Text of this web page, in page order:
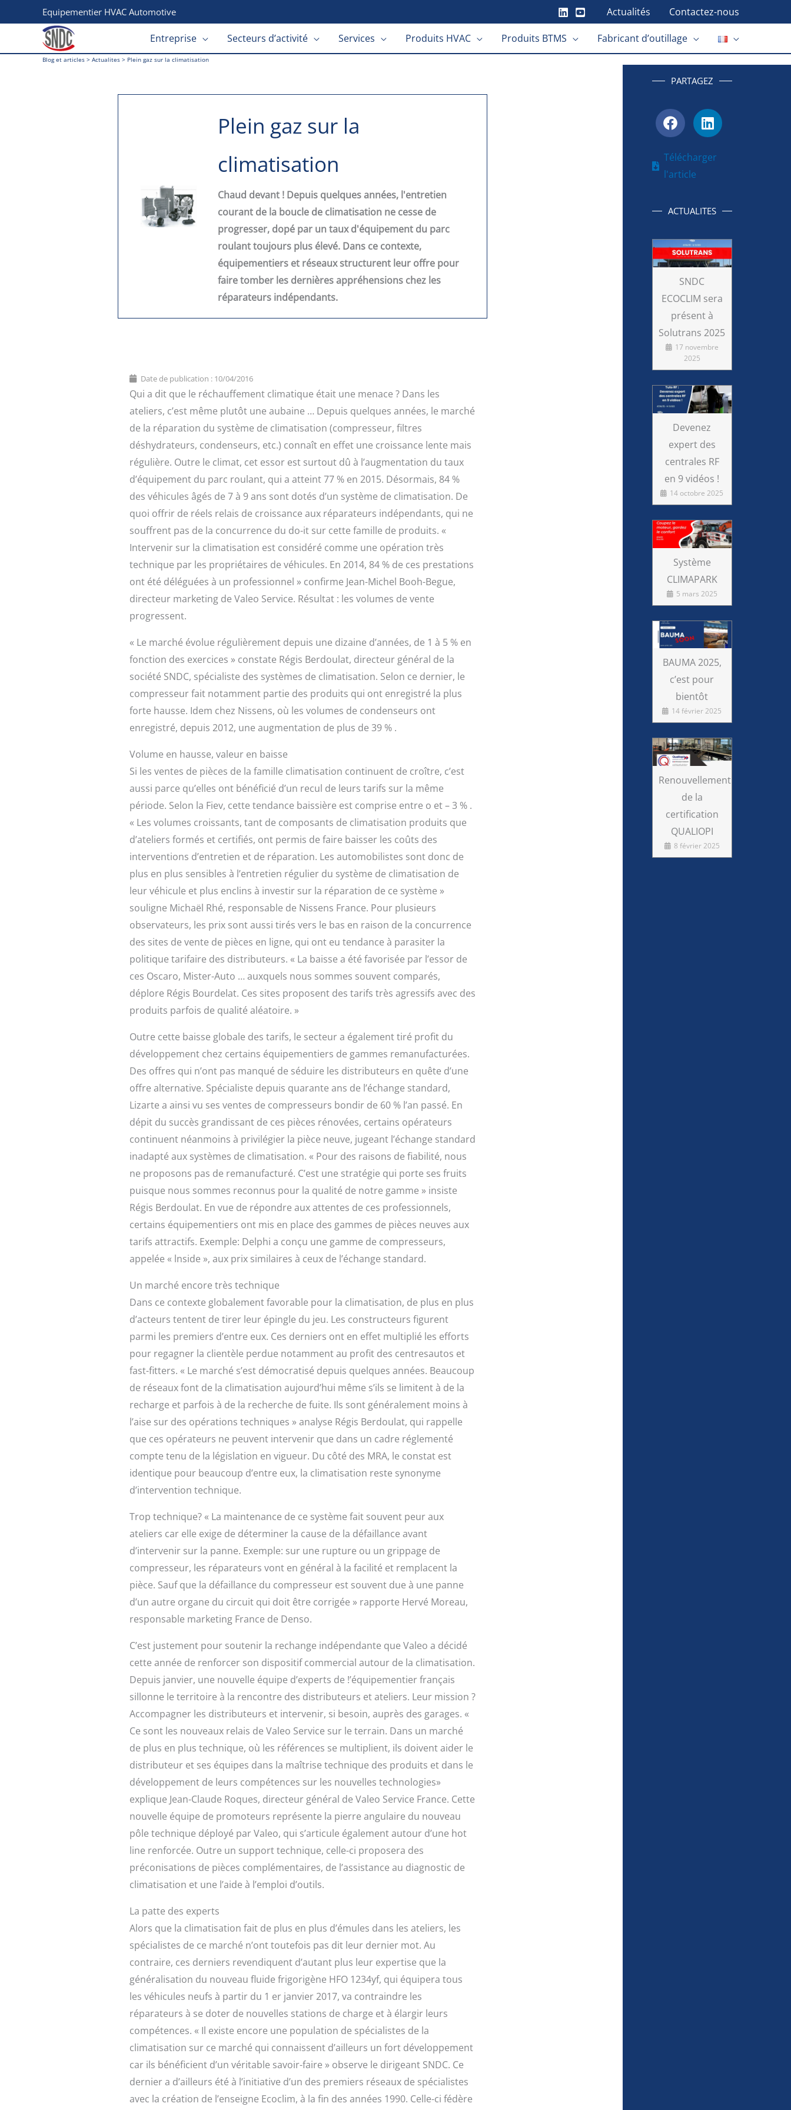
au
Equipementier HVAC Automotive Actualités Contactez-nous
Entreprise Secteurs d’activité Services Produits HVAC Produits BTMS Fabricant d’outillage
Blog et articles > Actualites > Plein gaz sur la climatisation
Plein gaz sur la
climatisation
Chaud devant ! Depuis quelques années, l'entretien
courant de la boucle de climatisation ne cesse de
progresser, dopé par un taux d'équipement du parc
roulant toujours plus élevé. Dans ce contexte,
équipementiers et réseaux structurent leur offre pour
faire tomber les dernières appréhensions chez les
réparateurs indépendants.
Date de publication : 10/04/2016
Qui a dit que le réchauffement climatique était une menace ? Dans les
ateliers, c’est même plutôt une aubaine … Depuis quelques années, le marché
de la réparation du système de climatisation (compresseur, filtres
déshydrateurs, condenseurs, etc.) connaît en effet une croissance lente mais
régulière. Outre le climat, cet essor est surtout dû à l’augmentation du taux
d’équipement du parc roulant, qui a atteint 77 % en 2015. Désormais, 84 %
des véhicules âgés de 7 à 9 ans sont dotés d’un système de climatisation. De
quoi offrir de réels relais de croissance aux réparateurs indépendants, qui ne
souffrent pas de la concurrence du do-it sur cette famille de produits. «
Intervenir sur la climatisation est considéré comme une opération très
technique par les propriétaires de véhicules. En 2014, 84 % de ces prestations
ont été déléguées à un professionnel » confirme Jean-Michel Booh-Begue,
directeur marketing de Valeo Service. Résultat : les volumes de vente
progressent.
« Le marché évolue régulièrement depuis une dizaine d’années, de 1 à 5 % en
fonction des exercices » constate Régis Berdoulat, directeur général de la
société SNDC, spécialiste des systèmes de climatisation. Selon ce dernier, le
compresseur fait notamment partie des produits qui ont enregistré la plus
forte hausse. Idem chez Nissens, où les volumes de condenseurs ont
enregistré, depuis 2012, une augmentation de plus de 39 % .
Volume en hausse, valeur en baisse
Si les ventes de pièces de la famille climatisation continuent de croître, c’est
aussi parce qu’elles ont bénéficié d’un recul de leurs tarifs sur la même
période. Selon la Fiev, cette tendance baissière est comprise entre o et – 3 % .
« Les volumes croissants, tant de composants de climatisation produits que
d’ateliers formés et certifiés, ont permis de faire baisser les coûts des
interventions d’entretien et de réparation. Les automobilistes sont donc de
plus en plus sensibles à l’entretien régulier du système de climatisation de
leur véhicule et plus enclins à investir sur la réparation de ce système »
souligne Michaël Rhé, responsable de Nissens France. Pour plusieurs
observateurs, les prix sont aussi tirés vers le bas en raison de la concurrence
des sites de vente de pièces en ligne, qui ont eu tendance à parasiter la
politique tarifaire des distributeurs. « La baisse a été favorisée par l’essor de
ces Oscaro, Mister-Auto … auxquels nous sommes souvent comparés,
déplore Régis Bourdelat. Ces sites proposent des tarifs très agressifs avec des
produits parfois de qualité aléatoire. »
Outre cette baisse globale des tarifs, le secteur a également tiré profit du
développement chez certains équipementiers de gammes remanufacturées.
Des offres qui n’ont pas manqué de séduire les distributeurs en quête d’une
offre alternative. Spécialiste depuis quarante ans de l’échange standard,
Lizarte a ainsi vu ses ventes de compresseurs bondir de 60 % l’an passé. En
dépit du succès grandissant de ces pièces rénovées, certains opérateurs
continuent néanmoins à privilégier la pièce neuve, jugeant l’échange standard
inadapté aux systèmes de climatisation. « Pour des raisons de fiabilité, nous
ne proposons pas de remanufacturé. C’est une stratégie qui porte ses fruits
puisque nous sommes reconnus pour la qualité de notre gamme » insiste
Régis Berdoulat. En vue de répondre aux attentes de ces professionnels,
certains équipementiers ont mis en place des gammes de pièces neuves aux
tarifs attractifs. Exemple: Delphi a conçu une gamme de compresseurs,
appelée « lnside », aux prix similaires à ceux de l’échange standard.
Un marché encore très technique
Dans ce contexte globalement favorable pour la climatisation, de plus en plus
d’acteurs tentent de tirer leur épingle du jeu. Les constructeurs figurent
parmi les premiers d’entre eux. Ces derniers ont en effet multiplié les efforts
pour regagner la clientèle perdue notamment au profit des centresautos et
fast-fitters. « Le marché s’est démocratisé depuis quelques années. Beaucoup
de réseaux font de la climatisation aujourd’hui même s’ils se limitent à de la
recharge et parfois à de la recherche de fuite. Ils sont généralement moins à
l’aise sur des opérations techniques » analyse Régis Berdoulat, qui rappelle
que ces opérateurs ne peuvent intervenir que dans un cadre réglementé
compte tenu de la législation en vigueur. Du côté des MRA, le constat est
identique pour beaucoup d’entre eux, la climatisation reste synonyme
d’intervention technique.
Trop technique? « La maintenance de ce système fait souvent peur aux
ateliers car elle exige de déterminer la cause de la défaillance avant
d’intervenir sur la panne. Exemple: sur une rupture ou un grippage de
compresseur, les réparateurs vont en général à la facilité et remplacent la
pièce. Sauf que la défaillance du compresseur est souvent due à une panne
d’un autre organe du circuit qui doit être corrigée » rapporte Hervé Moreau,
responsable marketing France de Denso.
C’est justement pour soutenir la rechange indépendante que Valeo a décidé
cette année de renforcer son dispositif commercial autour de la climatisation.
Depuis janvier, une nouvelle équipe d’experts de !’équipementier français
sillonne le territoire à la rencontre des distributeurs et ateliers. Leur mission ?
Accompagner les distributeurs et intervenir, si besoin, auprès des garages. «
Ce sont les nouveaux relais de Valeo Service sur le terrain. Dans un marché
de plus en plus technique, où les références se multiplient, ils doivent aider le
distributeur et ses équipes dans la maîtrise technique des produits et dans le
développement de leurs compétences sur les nouvelles technologies»
explique Jean-Claude Roques, directeur général de Valeo Service France. Cette
nouvelle équipe de promoteurs représente la pierre angulaire du nouveau
pôle technique déployé par Valeo, qui s’articule également autour d’une hot
line renforcée. Outre un support technique, celle-ci proposera des
préconisations de pièces complémentaires, de l’assistance au diagnostic de
climatisation et une l’aide à l’emploi d’outils.
La patte des experts
Alors que la climatisation fait de plus en plus d’émules dans les ateliers, les
spécialistes de ce marché n’ont toutefois pas dit leur dernier mot. Au
contraire, ces derniers revendiquent d’autant plus leur expertise que la
généralisation du nouveau fluide frigorigène HFO 1234yf, qui équipera tous
les véhicules neufs à partir du 1 er janvier 2017, va contraindre les
réparateurs à se doter de nouvelles stations de charge et à élargir leurs
compétences. « Il existe encore une population de spécialistes de la
climatisation sur ce marché qui connaissent d’ailleurs un fort développement
car ils bénéficient d’un véritable savoir-faire » observe le dirigeant SNDC. Ce
dernier a d’ailleurs été à l’initiative d’un des premiers réseaux de spécialistes
avec la création de l’enseigne Ecoclim, à la fin des années 1990. Celle-ci fédère
PARTAGEZ
Télécharger
l'article
ACTUALITES
SNDC
ECOCLIM sera
présent à
Solutrans 2025
17 novembre
2025
Devenez
expert des
centrales RF
en 9 vidéos !
14 octobre 2025
Système
CLIMAPARK
5 mars 2025
BAUMA 2025,
c’est pour
bientôt
14 février 2025
Renouvellement
de la
certification
QUALIOPI
8 février 2025